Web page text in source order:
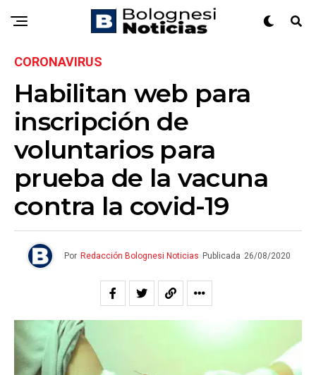
CORONAVIRUS
Habilitan web para
inscripción de
voluntarios para
prueba de la vacuna
contra la covid-19
Por Redacción Bolognesi Noticias Publicada 26/08/2020